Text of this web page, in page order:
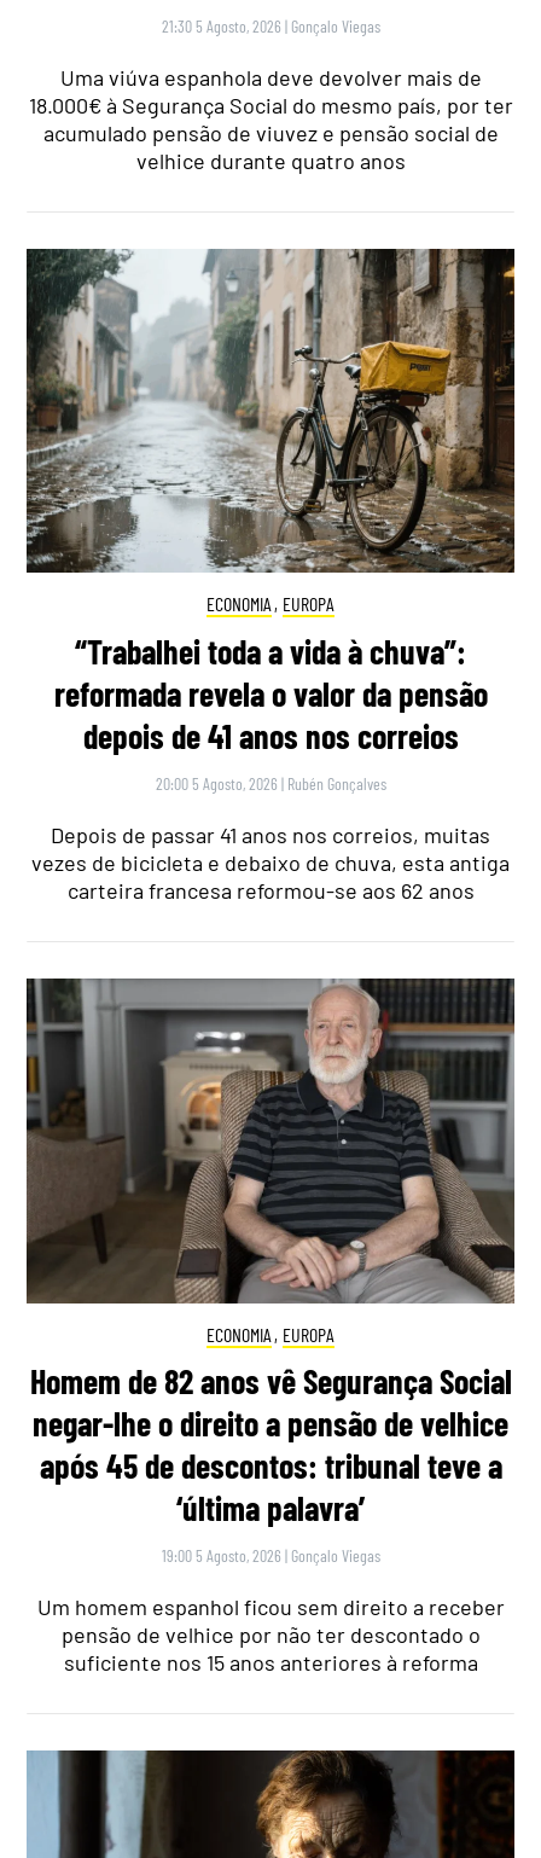
21:30 5 Agosto, 2026 | Gonçalo Viegas
Uma viúva espanhola deve devolver mais de
18.000€ à Segurança Social do mesmo país, por ter
acumulado pensão de viuvez e pensão social de
velhice durante quatro anos
ECONOMIA , EUROPA
“Trabalhei toda a vida à chuva”:
reformada revela o valor da pensão
depois de 41 anos nos correios
20:00 5 Agosto, 2026 | Rubén Gonçalves
Depois de passar 41 anos nos correios, muitas
vezes de bicicleta e debaixo de chuva, esta antiga
carteira francesa reformou-se aos 62 anos
ECONOMIA , EUROPA
Homem de 82 anos vê Segurança Social
negar-lhe o direito a pensão de velhice
após 45 de descontos: tribunal teve a
‘última palavra’
19:00 5 Agosto, 2026 | Gonçalo Viegas
Um homem espanhol ficou sem direito a receber
pensão de velhice por não ter descontado o
suficiente nos 15 anos anteriores à reforma